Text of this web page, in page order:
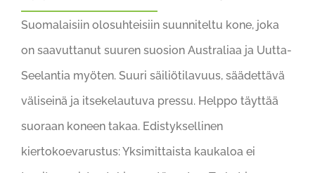
Suomalaisiin olosuhteisiin suunniteltu kone, joka
on saavuttanut suuren suosion Australiaa ja Uutta-
Seelantia myöten. Suuri säiliötilavuus, säädettävä
väliseinä ja itsekelautuva pressu. Helppo täyttää
suoraan koneen takaa. Edistyksellinen
kiertokoevarustus: Yksimittaista kaukaloa ei